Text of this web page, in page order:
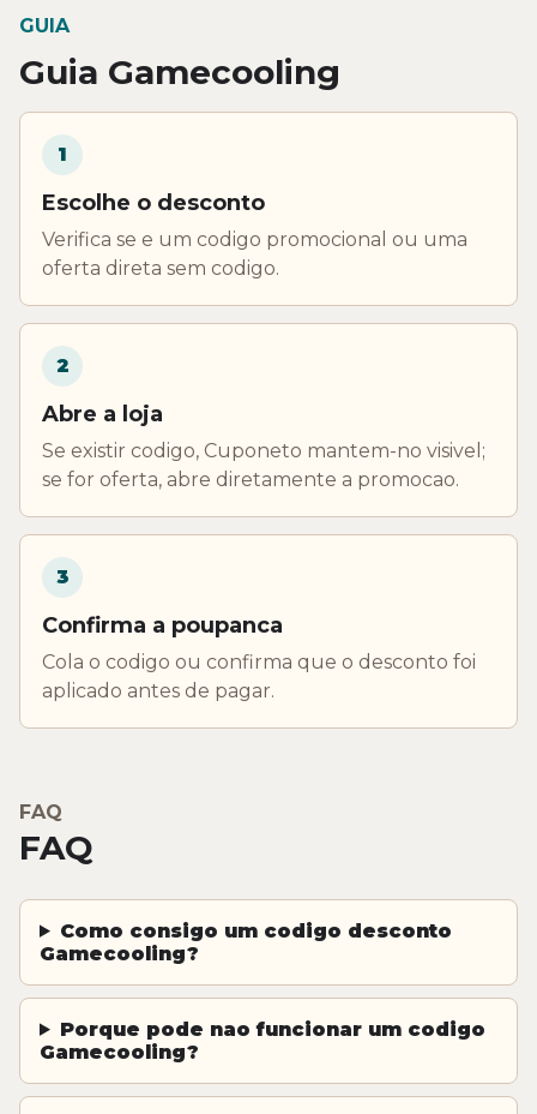
GUIA
Guia Gamecooling
1
Escolhe o desconto
Verifica se e um codigo promocional ou uma
oferta direta sem codigo.
2
Abre a loja
Se existir codigo, Cuponeto mantem-no visivel;
se for oferta, abre diretamente a promocao.
3
Confirma a poupanca
Cola o codigo ou confirma que o desconto foi
aplicado antes de pagar.
FAQ
FAQ
Como consigo um codigo desconto
Gamecooling?
Porque pode nao funcionar um codigo
Gamecooling?